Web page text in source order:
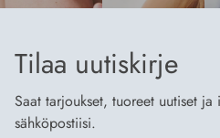
Tilaa uutiskirje
Saat tarjoukset, tuoreet uutiset ja
sähköpostiisi.